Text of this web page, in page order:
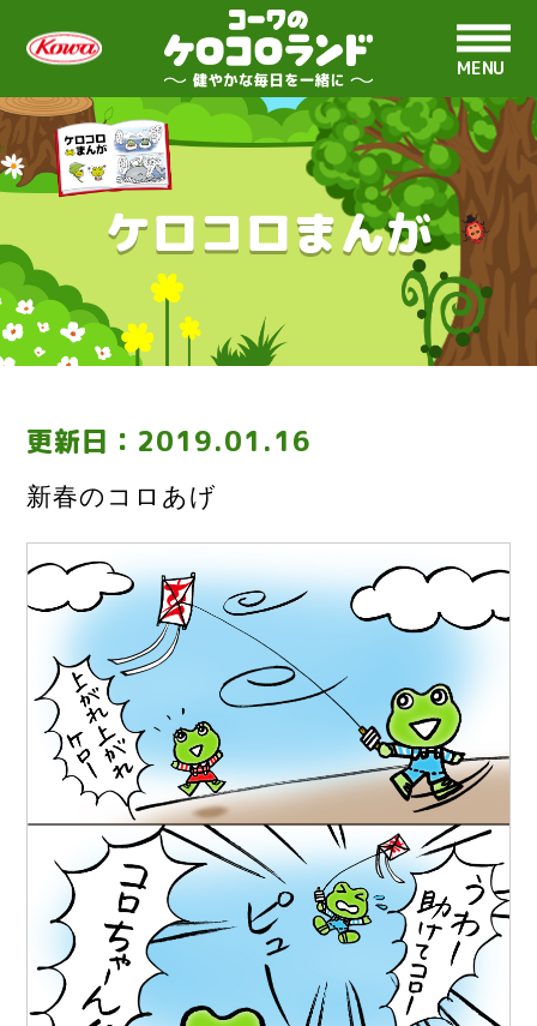
MENU
ケロコロまんが
更新日： 2019.01.16
新春のコロあげ